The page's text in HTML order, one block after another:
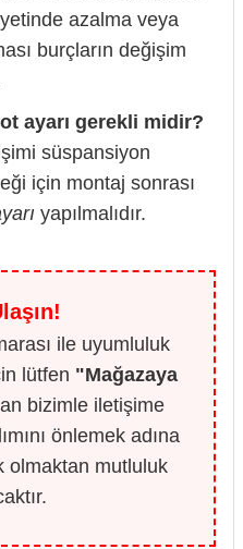
azalma veya
burçların değişim
ayarı gerekli midir?
süspansiyon
için montaj sonrası
yapılmalıdır.
ile uyumluluk
lütfen "Mağazaya
bizimle iletişime
önlemek adına
olmaktan mutluluk